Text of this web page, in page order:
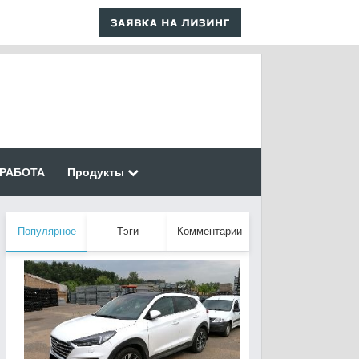
РАБОТА Продукты
Популярное Тэги Комментарии